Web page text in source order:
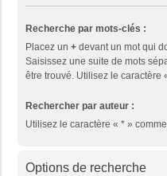
Recherche par mots-clés :
Placez un + devant un mot qui
Saisissez une suite de mots
être trouvé. Utilisez le caractère
Rechercher par auteur :
Utilisez le caractère « * »
Options de recherche